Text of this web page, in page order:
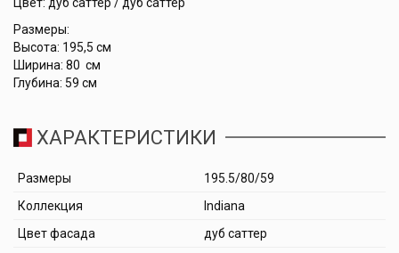
Размеры:
Высота: 195,5 см
Ширина: 80 см
Глубина: 59 см
ХАРАКТЕРИСТИКИ
Размеры
195.5/80/59
Коллекция
Indiana
Цвет фасада
дуб саттер